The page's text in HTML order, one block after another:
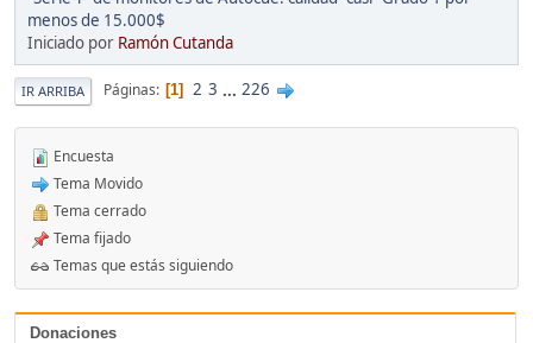
Donaciones
menos de 15.000$
Iniciado por Ramón Cutanda
IR ARRIBA Páginas 1 2 3 ... 226
Encuesta
Tema Movido
Tema cerrado
Tema fijado
Temas que estás siguiendo